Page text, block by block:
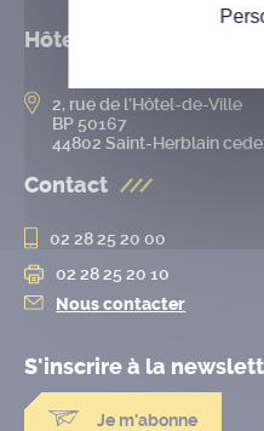
Hôtel de ville
2, rue de l’Hôtel-de-Ville
BP 50167
44802 Saint-Herblain
Contact
02 28 25 20 00
02 28 25 20 10
Nous contacter
S'inscrire à la
Je m'abonne